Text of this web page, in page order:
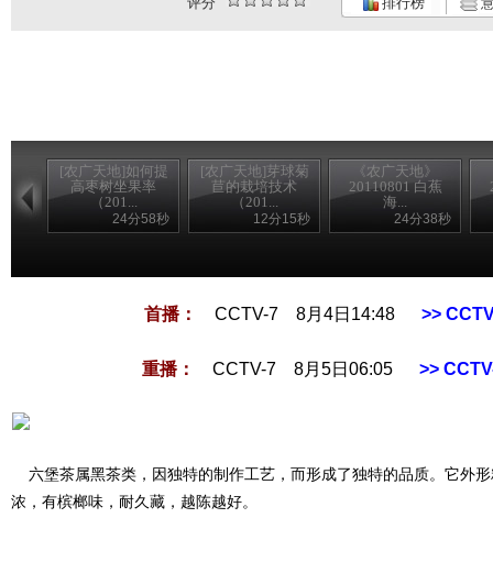
[农广天地]如何提
高枣树坐果率
（201...
24分58秒
[农广天地]芽球菊
苣的栽培技术
（201...
12分15秒
《农广天地》
20110801 白蕉
海...
24分38秒
首播： CCTV-7 8月4日14:48 >>
重播： CCTV-7 8月5日06:05 >>
六堡茶属黑茶类，因独特的制作工艺，而形成了独特的品质。它外
浓，有槟榔味，耐久藏，越陈越好。